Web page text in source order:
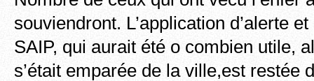
souviendront. L’application d’alerte
SAIP, qui aurait été o combien utile,
s’était emparée de la ville,est restée